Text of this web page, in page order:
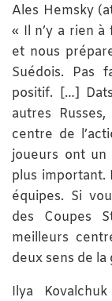
Ales Hemsky
« Il n’y a rien
et nous
Suédois. Pas
positif. […]
autres
centre de
joueurs ont un
plus important.
équipes. Si
des Coupes
meilleurs
deux sens de
Ilya